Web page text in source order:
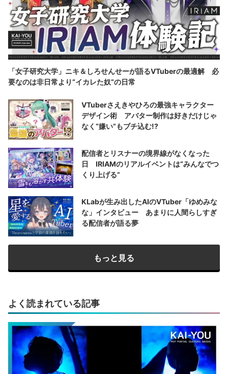
「女子研究大学」ニキ＆しろせんせーが語るVTuberの最適解 必
要なのは非日常より“イカレた奴”の日常
VTuberさえきやひろの最強キャラクター
デザイン術 アバター制作は好きだけじゃ
なく“嫌い”もブチ込む!?
配信者とリスナーの境界線がなくなった
日 IRIAMのリアルイベントは“みんなでつ
くり上げる”
KLabが生み出したAIのVTuber「ゆめみな
な」インタビュー あまりに人間らしすぎ
る配信者が語る夢
もっと見る
よく読まれている記事